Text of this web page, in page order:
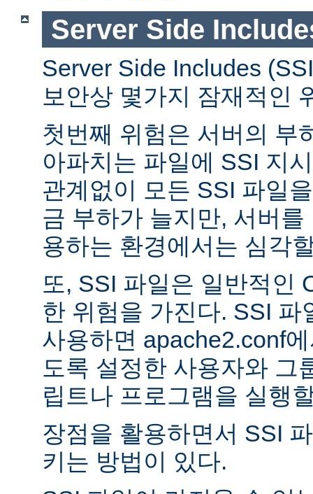
Server Side
Server Side Includes
보안상 몇가지 잠재적인
첫번째 위험은 서버의 부
아파치는 파일에 SSI 지
관계없이 모든 SSI 파일
금 부하가 늘지만, 서버
용하는 환경에서는 심각
또, SSI 파일은 일반적인
한 위험을 가진다. SSI 파
사용하면 apache2.conf
도록 설정한 사용자와 그
립트나 프로그램을 실행
장점을 활용하면서 SSI
키는 방법이 있다.